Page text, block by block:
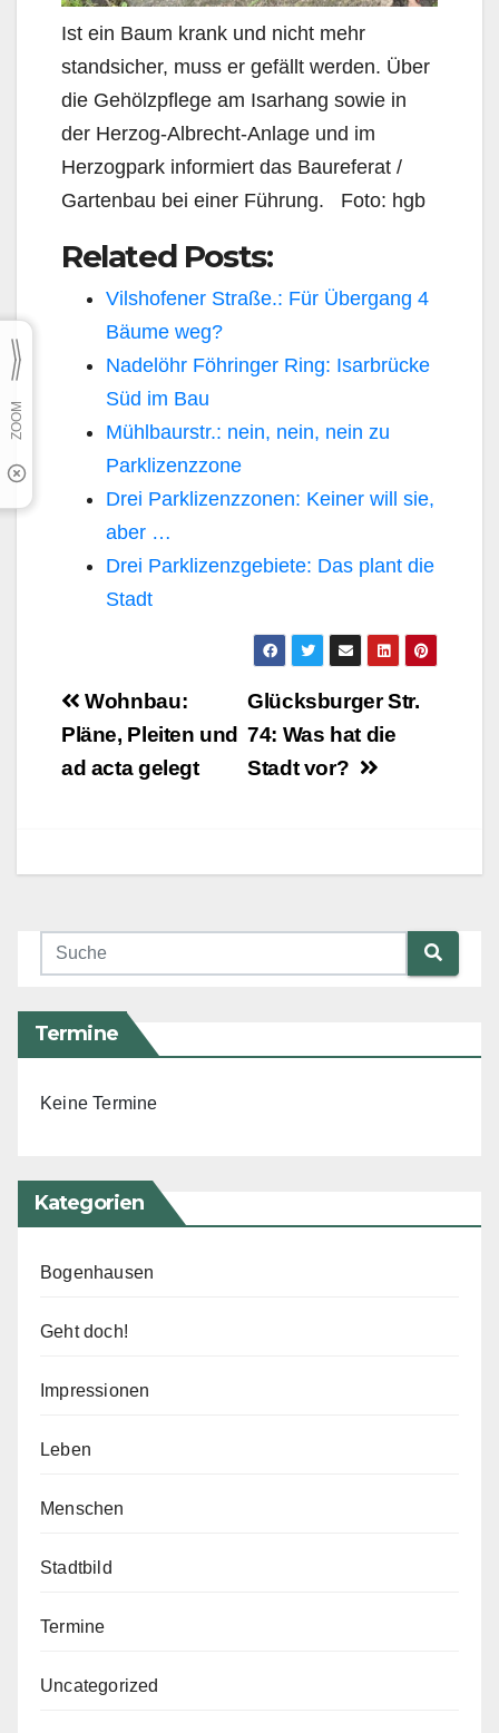
Ist ein Baum krank und nicht mehr
standsicher, muss er gefällt werden. Über
die Gehölzpflege am Isarhang sowie in
der Herzog-Albrecht-Anlage und im
Herzogpark informiert das Baureferat /
Gartenbau bei einer Führung. Foto: hgb
Related Posts:
Vilshofener Straße.: Für Übergang 4
Bäume weg?
Nadelöhr Föhringer Ring: Isarbrücke
Süd im Bau
Mühlbaurstr.: nein, nein, nein zu
Parklizenzzone
Drei Parklizenzzonen: Keiner will sie,
aber …
Drei Parklizenzgebiete: Das plant die
Stadt
Beitragsnavigation
Glücksburger Str.
74: Was hat die
Stadt vor?
Wohnbau:
Pläne, Pleiten und
ad acta gelegt
Termine
Keine Termine
Kategorien
Bogenhausen
Geht doch!
Impressionen
Leben
Menschen
Stadtbild
Termine
Uncategorized